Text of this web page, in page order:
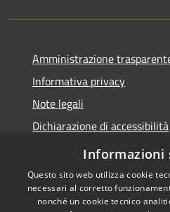
Amministrazione
Informativa privacy
Note legali
Dichiarazione di accessibilità
Privacy e protezione dei dati
Informazioni
Questo sito web utilizza cookie
necessari al corretto
nonché un cookie tecnico